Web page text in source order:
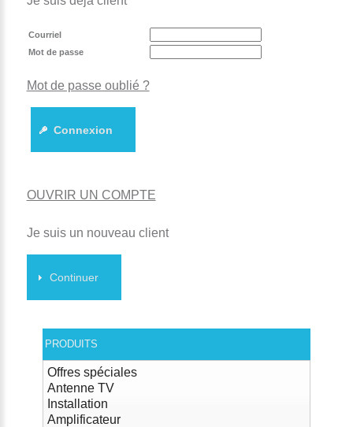
Courriel
Mot de passe
Mot de passe oublié ?
Connexion
OUVRIR UN COMPTE
Je suis un nouveau client
Continuer
PRODUITS
Offres spéciales
Antenne TV
Installation
Amplificateur